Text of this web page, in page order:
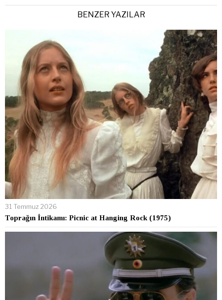
BENZER YAZILAR
31 Temmuz 2026
Toprağın İntikamı: Picnic at Hanging Rock (1975)